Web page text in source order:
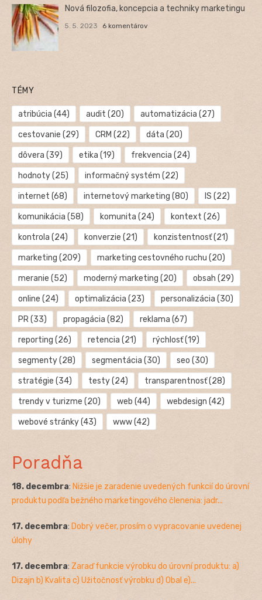
Nová filozofia, koncepcia a techniky marketingu
5. 5. 2023 6 komentárov
TÉMY
atribúcia (44) audit (20) automatizácia (27)
cestovanie (29) CRM (22) dáta (20)
dôvera (39) etika (19) frekvencia (24)
hodnoty(25) informačný systém (22)
internet (68) internetový marketing (80) IS (22)
komunikácia (58) komunita (24) kontext (26)
kontrola (24) konverzie (21) konzistentnosť(21)
marketing (209) marketing cestovného ruchu (20)
meranie (52) moderný marketing (20) obsah (29)
online (24) optimalizácia (23) personalizácia (30)
PR(33) propagácia (82) reklama (67)
reporting (26) retencia (21) rýchlosť(19)
segmenty(28) segmentácia (30) seo (30)
stratégie (34) testy(24) transparentnosť(28)
trendy v turizme (20) web (44) webdesign (42)
webové stránky(43) www(42)
Poradňa
18. decembra: Nižšie je zaradenie uvedených funkcií do úrovní
produktu podľa bežného marketingového členenia: jadr...
17. decembra: Dobrý večer, prosím o vypracovanie uvedenej
úlohy
17. decembra: Zaraď funkcie výrobku do úrovní produktu: a)
Dizajn b) Kvalita c) Užitočnosť výrobku d) Obal e)...